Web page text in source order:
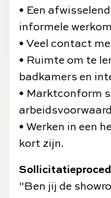
• Een
informele
• Veel contact
• Ruimte om te
badkamers en
• Marktconform
• Werken in een
kort zijn.
"Ben jij de